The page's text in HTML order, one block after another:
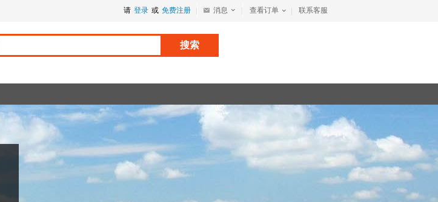
请 登录 或 免费注册 消息 查看订单 联系客服
搜索